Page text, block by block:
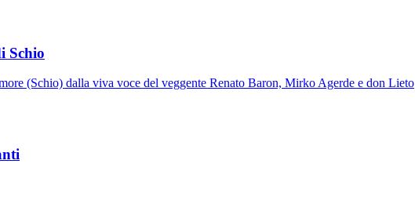
Schio
(Schio) dalla viva voce del veggente Renato Baron, Mirko Agerde e don Lieto